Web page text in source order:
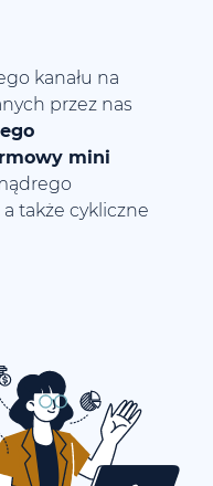
kanału na
przez nas
mini
także cykliczne